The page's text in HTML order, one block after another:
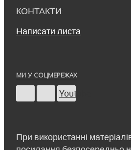
КОНТАКТИ:
Написати листа
МИ У СОЦМЕРЕЖАХ
Youtube
При використанні